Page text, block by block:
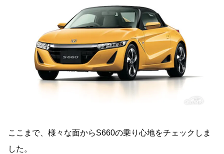
ここまで、様々な面からS660の乗り心地をチェックしま
した。